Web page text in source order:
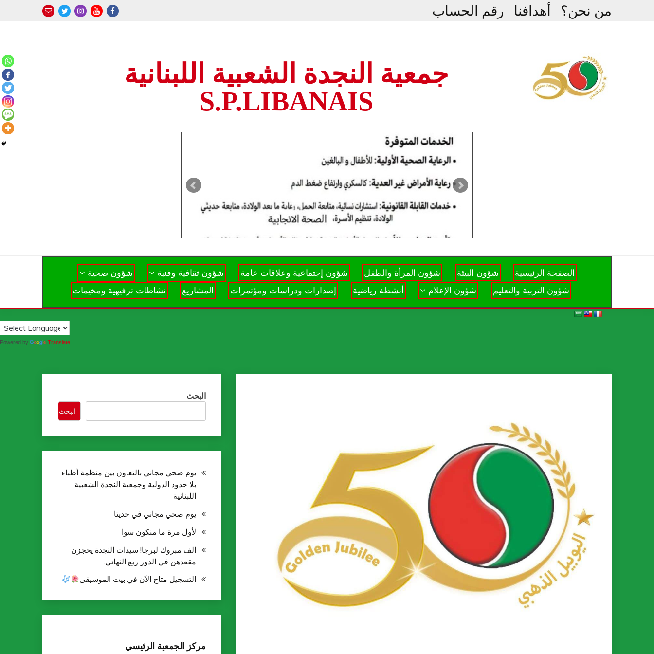
من نحن؟ أهدافنا رقم الحساب
جمعية النجدة الشعبية اللبنانية
S.P.LIBANAIS
الصفحة الرئيسية شؤون البيئة شؤون المرأة والطفل شؤون إجتماعية وعلاقات عامة شؤون ثقافية وفنية
شؤون صحية
شؤون التربية والتعليم
شؤون الإعلام أنشطة رياضية إصدارات ودراسات ومؤتمرات المشاريع نشاطات ترفيهية ومخيمات
Powered by Translate
البحث
البحث
يوم صحي مجاني بالتعاون بين منظمة أطباء
بلا حدود الدولية وجمعية النجدة الشعبية
اللبنانية
يوم صحي مجاني في جديتا
لأول مرة ما منكون سوا
الف مبروك لبرجا! سيدات النجدة يحجزن
مقعدهن في الدور ربع النهائي.
التسجيل متاح الآن في بيت الموسيقى
مركز الجمعية الرئيسي